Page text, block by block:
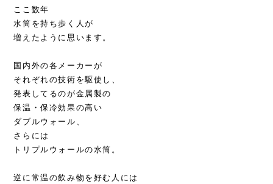
ここ数年
水筒を持ち歩く人が
増えたように思います。
国内外の各メーカーが
それぞれの技術を駆使し、
発表してるのが金属製の
保温・保冷効果の高い
ダブルウォール、
さらには
トリプルウォールの水筒。
逆に常温の飲み物を好む人には